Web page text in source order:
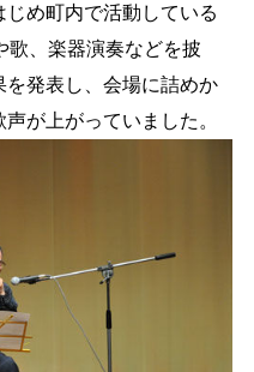
拡大
黄 青
る
め町内で活動している
歌、楽器演奏などを披
発表し、会場に詰めか
が上がっていました。